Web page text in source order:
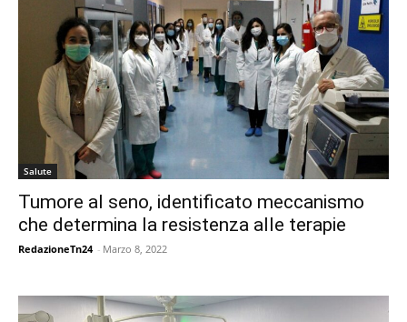
Salute
Tumore al seno, identificato meccanismo
che determina la resistenza alle terapie
RedazioneTn24 - Marzo 8, 2022